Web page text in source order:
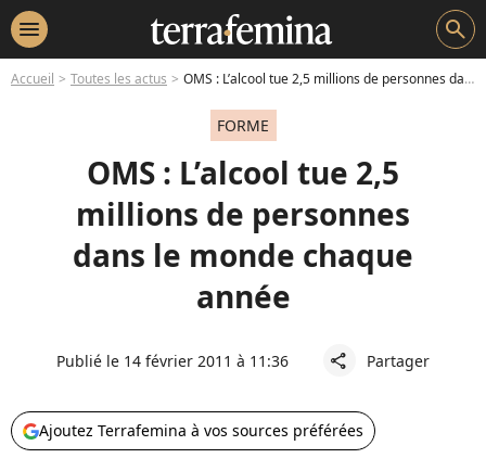
menu search
Accueil Toutes les actus OMS : L’alcool tue 2,5 millions de personnes dans le monde chaque année
FORME
OMS : L’alcool tue 2,5
millions de personnes
dans le monde chaque
année
Publié le 14 février 2011 à 11:36 share Partager
Ajoutez Terrafemina à vos sources préférées